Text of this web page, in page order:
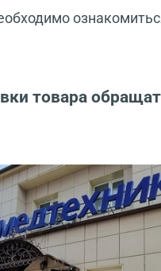
товара